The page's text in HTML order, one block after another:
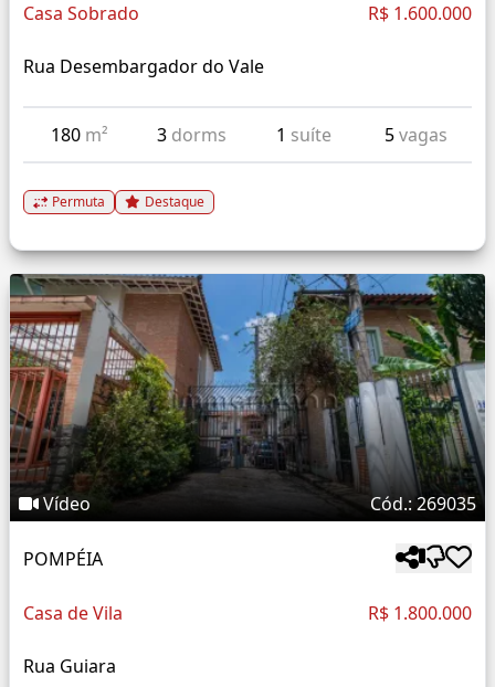
Casa Sobrado R$ 1.600.000
Rua Desembargador do Vale
180 m² 3 dorms 1 suíte 5vagas
Permuta Destaque
Vídeo Cód.: 269035
POMPÉIA
Casa de Vila R$ 1.800.000
Rua Guiara